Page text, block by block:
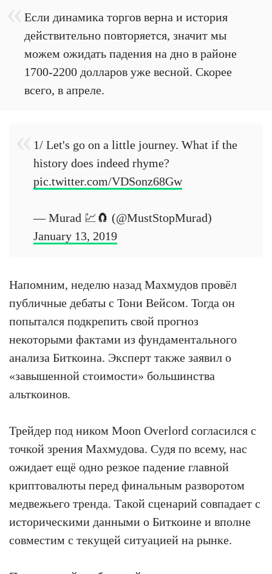
Если динамика торгов верна и история
действительно повторяется, значит мы
можем ожидать падения на дно в районе
1700-2200 долларов уже весной. Скорее
всего, в апреле.
1/ Let's go on a little journey. What if the
history does indeed rhyme?
pic.twitter.com/VDSonz68Gw
— Murad 💹🧲 (@MustStopMurad)
January 13, 2019
Напомним, неделю назад Махмудов провёл
публичные дебаты с Тони Вейсом. Тогда он
попытался подкрепить свой прогноз
некоторыми фактами из фундаментального
анализа Биткоина. Эксперт также заявил о
«завышенной стоимости» большинства
альткоинов.
Трейдер под ником Moon Overlord согласился с
точкой зрения Махмудова. Судя по всему, нас
ожидает ещё одно резкое падение главной
криптовалюты перед финальным разворотом
медвежьего тренда. Такой сценарий совпадает с
историческими данными о Биткоине и вполне
совместим с текущей ситуацией на рынке.